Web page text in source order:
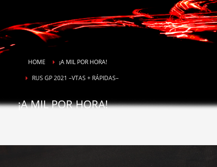
HOME
¡A MIL POR HORA!
RUS GP 2021 –VTAS + RÁPIDAS–
¡A MIL POR HORA!